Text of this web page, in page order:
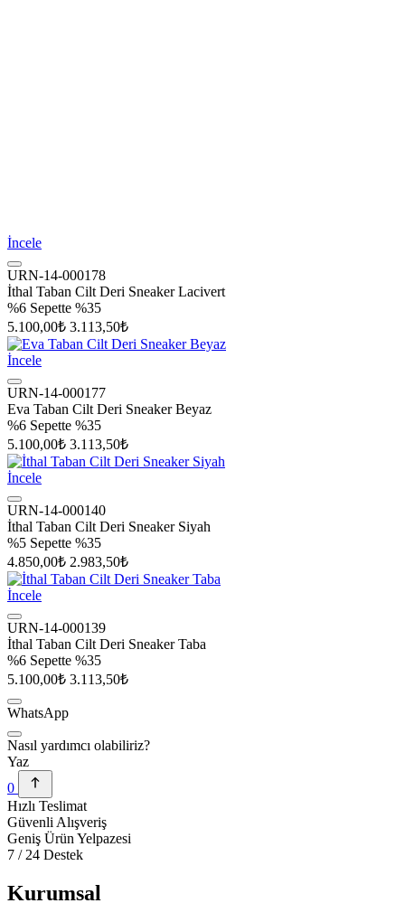
İncele
URN-14-000178
İthal Taban Cilt Deri Sneaker Lacivert
%6 Sepette %35
5.100,00₺ 3.113,50₺
İncele
URN-14-000177
Eva Taban Cilt Deri Sneaker Beyaz
%6 Sepette %35
5.100,00₺ 3.113,50₺
İncele
URN-14-000140
İthal Taban Cilt Deri Sneaker Siyah
%5 Sepette %35
4.850,00₺ 2.983,50₺
İncele
URN-14-000139
İthal Taban Cilt Deri Sneaker Taba
%6 Sepette %35
5.100,00₺ 3.113,50₺
WhatsApp
Nasıl yardımcı olabiliriz?
Yaz
0
Hızlı Teslimat
Güvenli Alışveriş
Geniş Ürün Yelpazesi
7 / 24 Destek
Kurumsal